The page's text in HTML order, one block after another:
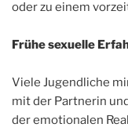
oder zu einem
Frühe sexuelle
Viele Jugendliche
mit der Partnerin
der emotionalen